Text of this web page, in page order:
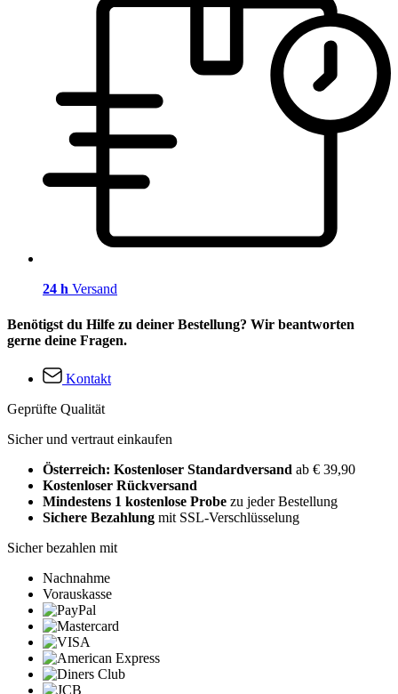
24 h Versand
Benötigst du Hilfe zu deiner Bestellung? Wir beantworten
gerne deine Fragen.
Kontakt
Geprüfte Qualität
Sicher und vertraut einkaufen
Österreich: Kostenloser Standardversand ab € 39,90
Kostenloser Rückversand
Mindestens 1 kostenlose Probe zu jeder Bestellung
Sichere Bezahlung mit SSL-Verschlüsselung
Sicher bezahlen mit
Nachnahme
Vorauskasse